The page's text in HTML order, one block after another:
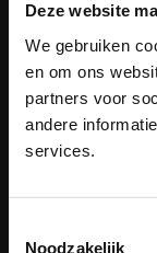
Deze website
We gebruiken
en om ons
partners voor
andere
services.
Noodzakelijk
Email
TEACO VOF
9723 JG Groningen